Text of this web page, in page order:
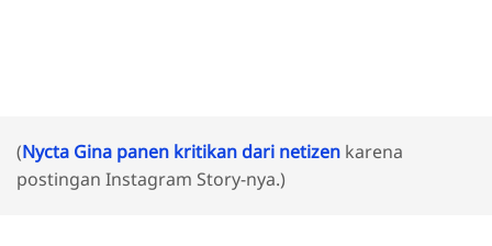
(Nycta Gina panen kritikan dari netizen karena
postingan Instagram Story-nya.)